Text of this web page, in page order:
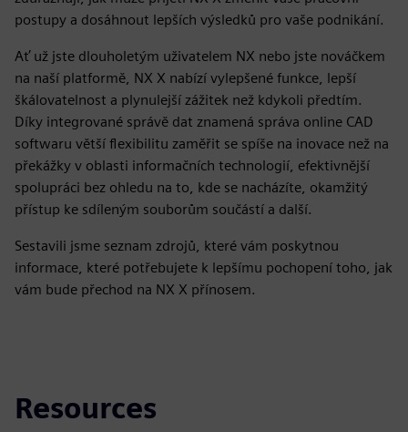
postupy a dosáhnout lepších výsledků pro vaše podnikání.
Ať už jste dlouholetým uživatelem NX nebo jste nováčkem
na naší platformě, NX X nabízí vylepšené funkce, lepší
škálovatelnost a plynulejší zážitek než kdykoli předtím.
Díky integrované správě dat znamená správa online CAD
softwaru větší flexibilitu zaměřit se spíše na inovace než na
překážky v oblasti informačních technologií, efektivnější
spolupráci bez ohledu na to, kde se nacházíte, okamžitý
přístup ke sdíleným souborům součástí a další.
Sestavili jsme seznam zdrojů, které vám poskytnou
informace, které potřebujete k lepšímu pochopení toho, jak
vám bude přechod na NX X přínosem.
Resources